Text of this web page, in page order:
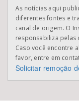
As notícias aqui
diferentes fontes e
canal de origem. O
responsabiliza pelas
Caso você encontre
favor, entre em
Solicitar remoção